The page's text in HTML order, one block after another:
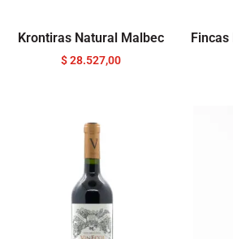
Krontiras Natural Malbec
$28.527,00